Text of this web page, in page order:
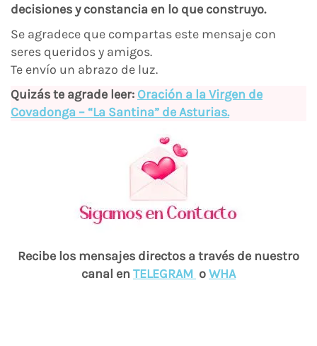
decisiones y constancia en lo que construyo.
Se agradece que compartas este mensaje con
seres queridos y amigos.
Te envío un abrazo de luz.
Quizás te agrade leer: Oración a la Virgen de
Covadonga – “La Santina” de Asturias.
Recibe los mensajes directos a través de nuestro
canal en TELEGRAM oWHA